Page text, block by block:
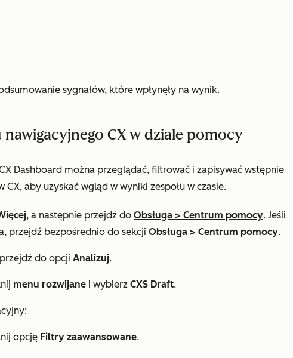
sygnałów, które wpłynęły na wynik.
CX w dziale pomocy
Dashboard można przeglądać, filtrować i zapisywać wstępnie
aby uzyskać wgląd w wyniki zespołu w czasie.
, a następnie przejdź do Obsługa > Centrum pomocy. Jeśli
przejdź bezpośrednio do sekcji Obsługa > Centrum pomocy.
do opcji Analizuj.
menu rozwijane i wybierz CXS Draft.
opcję Filtry zaawansowane.